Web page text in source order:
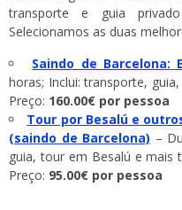
transporte e guia
Selecionamos as duas
Saindo de Barcelona:
horas; Inclui: transporte,
Preço: 160.00€ por pessoa
Tour por Besalú e
(saindo de Barcelona) –
guia, tour em Besalú e mais
Preço: 95.00€ por pessoa